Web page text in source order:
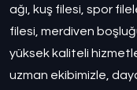
ağı, kuş filesi, spor
filesi, merdiven
yüksek kaliteli
uzman ekibimizle,